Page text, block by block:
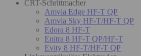
CRT-Schrittmacher
Amvia Edge HF-T QP
Amvia Sky HF-T/HF-T QP
Edora 8 HF-T
Enitra 8 HF-T QP/HF-T
Evity 8 HF-T/HF-T QP